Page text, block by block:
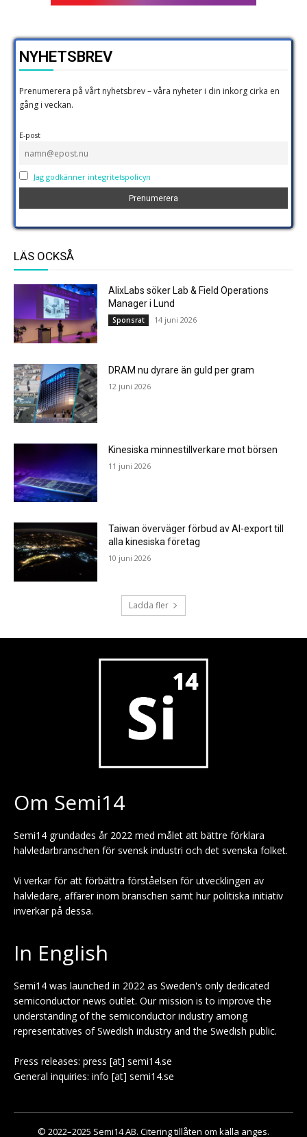
NYHETSBREV
Prenumerera på vårt nyhetsbrev – våra nyheter i din inkorg cirka en
gång i veckan.
E-post
Jag godkänner integritetspolicyn
LÄS OCKSÅ
AlixLabs söker Lab & Field Operations
Manager i Lund
Sponsrat 14 juni 2026
DRAM nu dyrare än guld per gram
12 juni 2026
Kinesiska minnestillverkare mot börsen
11 juni 2026
Taiwan överväger förbud av AI-export till
alla kinesiska företag
10 juni 2026
Ladda fler
Om Semi14
Semi14 grundades år 2022 med målet att bättre förklara
halvledarbranschen för svensk industri och det svenska folket.
Vi verkar för att förbättra förståelsen för utvecklingen av
halvledare, affärer inom branschen samt hur politiska initiativ
inverkar på dessa.
In English
Semi14 was launched in 2022 as Sweden's only dedicated
semiconductor news outlet. Our mission is to improve the
understanding of the semiconductor industry among
representatives of Swedish industry and the Swedish public.
Press releases: press [at] semi14.se
General inquiries: info [at] semi14.se
© 2022–2025 Semi14 AB. Citering tillåten om källa anges.